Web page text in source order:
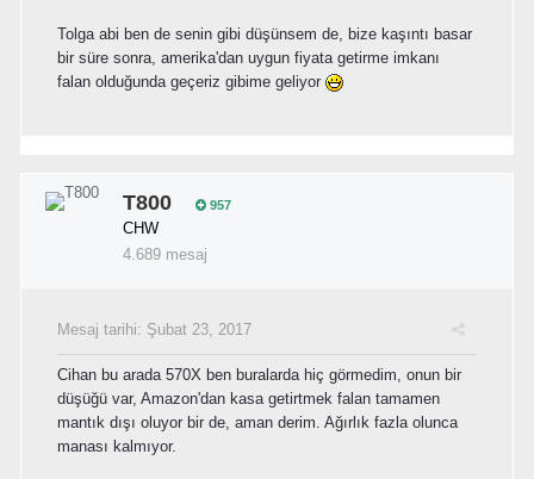
Tolga abi ben de senin gibi düşünsem de, bize kaşıntı basar
bir süre sonra, amerika'dan uygun fiyata getirme imkanı
falan olduğunda geçeriz gibime geliyor
T800 957
CHW
4.689 mesaj
Mesaj tarihi: Şubat 23, 2017
Cihan bu arada 570X ben buralarda hiç görmedim, onun bir
düşüğü var, Amazon'dan kasa getirtmek falan tamamen
mantık dışı oluyor bir de, aman derim. Ağırlık fazla olunca
manası kalmıyor.